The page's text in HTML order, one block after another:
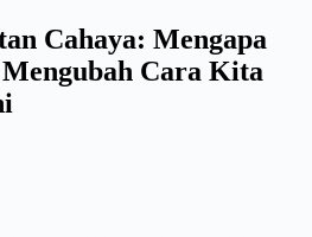
Cahaya: Mengapa
Cara Kita